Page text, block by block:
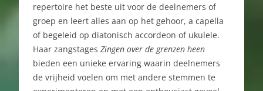
repertoire het beste uit voor de deelnemers of
groep en leert alles aan op het gehoor, a capella
of begeleid op diatonisch accordeon of ukulele.
Haar zangstages Zingen over de grenzen heen
bieden een unieke ervaring waarin deelnemers
de vrijheid voelen om met andere stemmen te